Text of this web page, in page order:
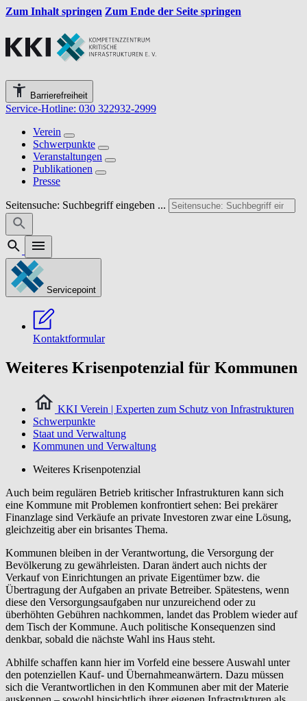
Zum Inhalt springen Zum Ende der Seite springen
Barrierefreiheit
Service-Hotline: 030 322932-2999
Verein
Schwerpunkte
Veranstaltungen
Publikationen
Presse
Seitensuche: Suchbegriff eingeben ...
Servicepoint
Kontaktformular
Weiteres Krisenpotenzial für Kommunen
KKI Verein | Experten zum Schutz von Infrastrukturen
Schwerpunkte
Staat und Verwaltung
Kommunen und Verwaltung
Weiteres Krisenpotenzial
Auch beim regulären Betrieb kritischer Infrastrukturen kann sich
eine Kommune mit Problemen konfrontiert sehen: Bei prekärer
Finanzlage sind Verkäufe an private Investoren zwar eine Lösung,
gleichzeitig aber ein brisantes Thema.
Kommunen bleiben in der Verantwortung, die Versorgung der
Bevölkerung zu gewährleisten. Daran ändert auch nichts der
Verkauf von Einrichtungen an private Eigentümer bzw. die
Übertragung der Aufgaben an private Betreiber. Spätestens, wenn
diese den Versorgungsaufgaben nur unzureichend oder zu
überhöhten Gebühren nachkommen, landet das Problem wieder auf
dem Tisch der Kommune. Auch politische Konsequenzen sind
denkbar, sobald die nächste Wahl ins Haus steht.
Abhilfe schaffen kann hier im Vorfeld eine bessere Auswahl unter
den potenziellen Kauf- und Übernahmeanwärtern. Dazu müssen
sich die Verantwortlichen in den Kommunen aber mit der Materie